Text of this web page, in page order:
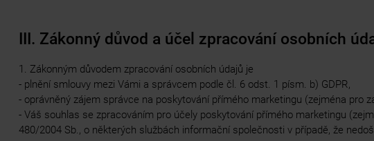
III. Zákonný důvod a účel zpracování osobních
1. Zákonným důvodem zpracování osobních údajů je
- plnění smlouvy mezi Vámi a správcem podle čl. 6 odst. 1 písm. b) GDPR,
- oprávněný zájem správce na poskytování přímého marketingu (zejména pro
- Váš souhlas se zpracováním pro účely poskytování přímého marketingu
480/2004 Sb., o některých službách informační společnosti v případě, že